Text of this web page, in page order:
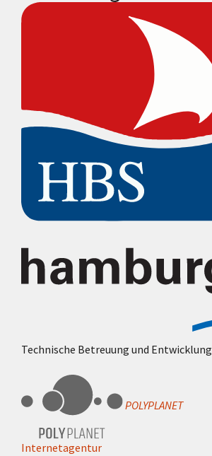
Technische Betreuung und Entwicklung
POLYPLANET
Internetagentur